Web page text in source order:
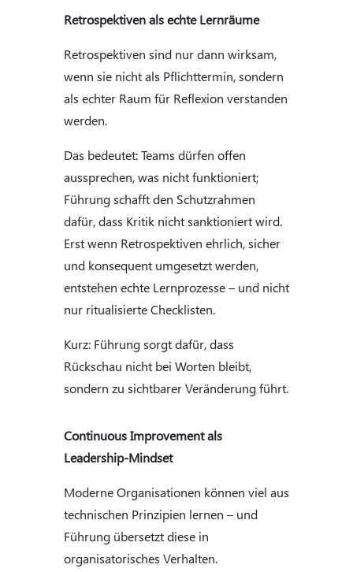
Retrospektiven als echte Lernräume
Retrospektiven sind nur dann wirksam,
wenn sie nicht als Pflichttermin, sondern
als echter Raum für Reflexion verstanden
werden.
Das bedeutet: Teams dürfen offen
aussprechen, was nicht funktioniert;
Führung schafft den Schutzrahmen
dafür, dass Kritik nicht sanktioniert wird.
Erst wenn Retrospektiven ehrlich, sicher
und konsequent umgesetzt werden,
entstehen echte Lernprozesse – und nicht
nur ritualisierte Checklisten.
Kurz: Führung sorgt dafür, dass
Rückschau nicht bei Worten bleibt,
sondern zu sichtbarer Veränderung führt.
Continuous Improvement als
Leadership-Mindset
Moderne Organisationen können viel aus
technischen Prinzipien lernen – und
Führung übersetzt diese in
organisatorisches Verhalten.